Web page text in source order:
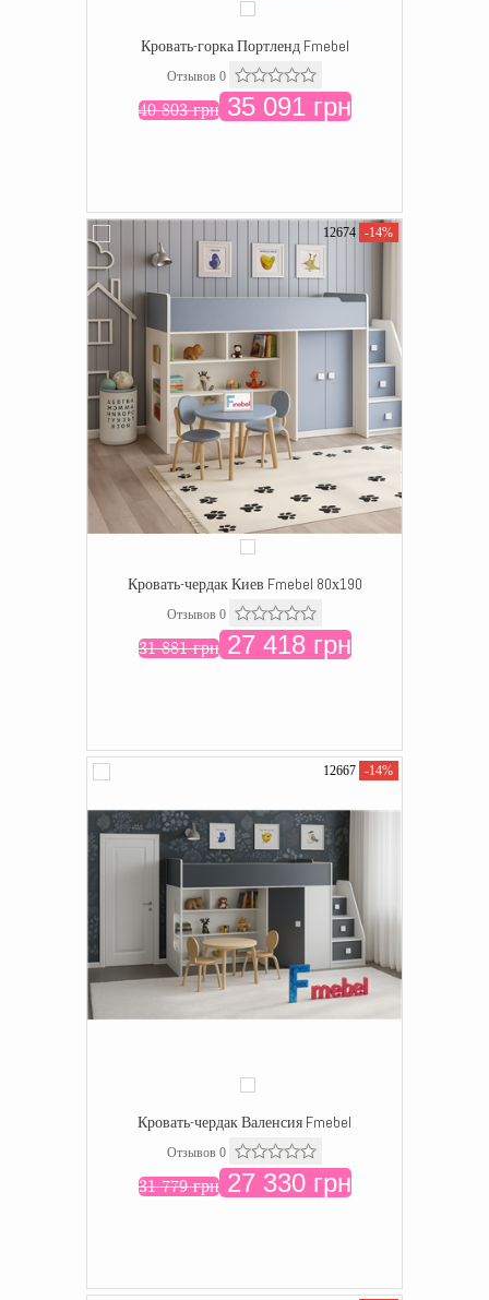
Кровать-горка Портленд Fmebel
Отзывов 0
40 803 грн35 091 грн
12674 -14%
Кровать-чердак Киев Fmebel 80х190
Отзывов 0
31 881 грн27 418 грн
12667 -14%
Кровать-чердак Валенсия Fmebel
Отзывов 0
31 779 грн27 330 грн